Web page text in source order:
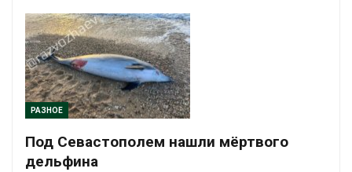
РАЗНОЕ
Под Севастополем нашли мёртвого
дельфина